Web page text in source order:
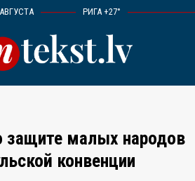
РИГА +27°
защите малых народов
конвенции